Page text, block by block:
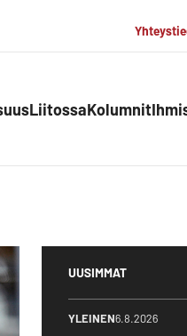
LiitossaKolumnit
UUSIMMAT
YLEINEN6.8.2026